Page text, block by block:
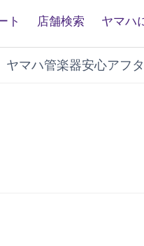
ト 店舗検索 ヤマハ
ヤマハ管楽器安心アフ